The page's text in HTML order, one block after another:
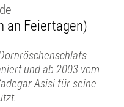
an Feiertagen)
und ab 2003 vom
Asisi für seine